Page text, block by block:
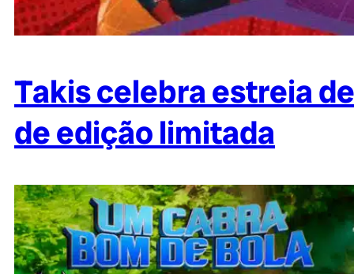
Takis celebra estreia
de edição limitada